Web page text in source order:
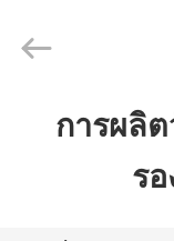
บ้าน
(Hubei)
Electronics
การผลิ
ร